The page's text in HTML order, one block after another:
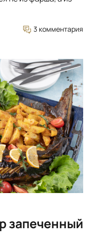
3 комментария
запеченный